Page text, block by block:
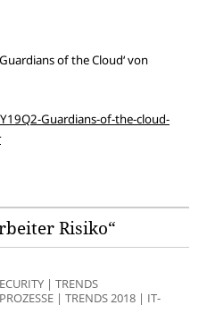
of the Cloud‘ von
Guardians-of-the-cloud-
Risiko“
| TRENDS
| TRENDS 2018 | IT-